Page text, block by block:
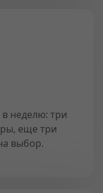
неделю: три
еще три
выбор.